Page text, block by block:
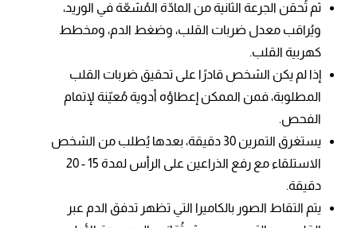
ثم تُحقن الجرعة الثانية من المادّة المُشعّة في الوريد،
ويُراقب معدل ضربات القلب، وضغط الدم، ومخطط
كهربية القلب.
إذا لم يكن الشخص قادرًا على تحقيق ضربات القلب
المطلوبة، فمن الممكن إعطاؤه أدوية مُعيّنة لإتمام
الفحص.
يستغرق التمرين 30 دقيقة، بعدها يُطلب من الشخص
الاستلقاء مع رفع الذراعين على الرأس لمدة 15 - 20
دقيقة.
يتم التقاط الصور بالكاميرا التي تظهر تدفق الدم عبر